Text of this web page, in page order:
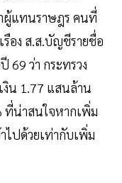
ผู้แทนราษฎร คนที่
รือง ส.ส.บัญชีรายชื่อ
69 ว่า กระทรวง
งิน 1.77 แสนล้าน
ที่น่าสนใจหากเพิ่ม
ไปด้วยเท่ากับเพิ่ม